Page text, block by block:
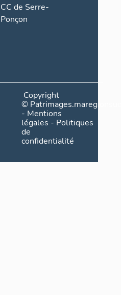
CC de Serre-
Ponçon
Copyright
©
- Mentions
légales - Politiques
de
confidentialité